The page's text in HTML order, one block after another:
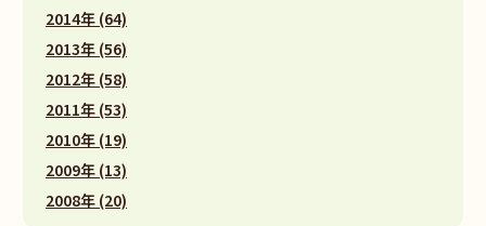
2014年 (64)
2013年 (56)
2012年 (58)
2011年 (53)
2010年 (19)
2009年 (13)
2008年 (20)